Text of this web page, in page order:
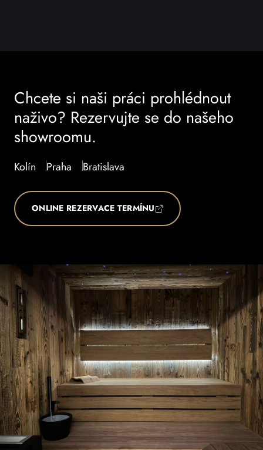
Chcete si naši práci prohlédnout
naživo? Rezervujte se do našeho
showroomu.
Kolín Praha Bratislava
ONLINE REZERVACE TERMÍNU